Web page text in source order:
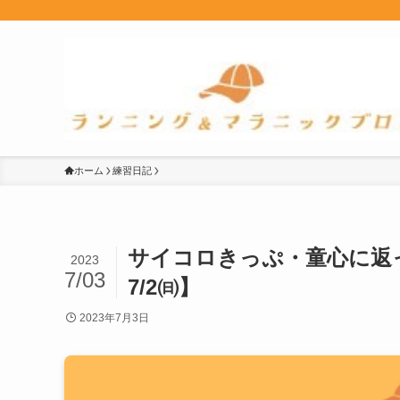
ホーム 練習日記
サイコロきっぷ・童心に
7/2㈰】
2023
7/03
2023年7月3日